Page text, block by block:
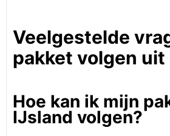
Veelgestelde
pakket volgen uit
Hoe kan ik mijn
IJsland volgen?